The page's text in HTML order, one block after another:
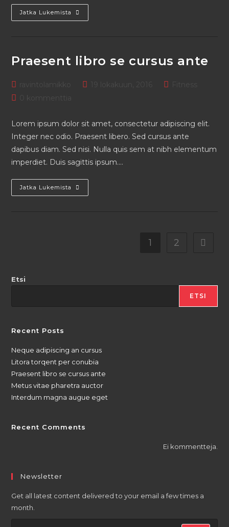
Jatka Lukemista
Praesent libro se cursus ante
ravintolamikko
Fitness
0 kommenttia
Lorem ipsum dolor sit amet, consectetur adipiscing elit.
Integer nec odio. Praesent libero. Sed cursus ante
dapibus diam. Sed nisi. Nulla quis sem at nibh elementum
imperdiet. Duis sagittis ipsum.…
Jatka Lukemista
1 2
Etsi
ETSI
Recent Posts
Neque adipiscing an cursus
Litora torqent per conubia
Praesent libro se cursus ante
Metus vitae pharetra auctor
Interdum magna augue eget
Recent Comments
Ei kommentteja.
Newsletter
Get all latest content delivered to your email a few times a
month.